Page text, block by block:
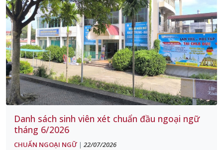
Danh sách sinh viên xét chuẩn đầu ngoại ngữ
tháng 6/2026
CHUẨN NGOẠI NGỮ | 22/07/2026